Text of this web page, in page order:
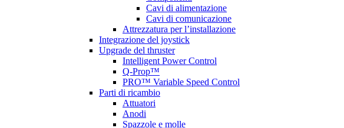
Cavi di alimentazione
Cavi di comunicazione
Attrezzatura per l’installazione
Integrazione del joystick
Upgrade del thruster
Intelligent Power Control
Q-Prop™
PRO™ Variable Speed Control
Parti di ricambio
Attuatori
Anodi
Spazzole e molle